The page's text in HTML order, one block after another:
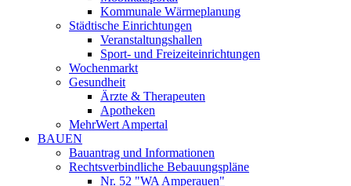
Kommunale Wärmeplanung
Städtische Einrichtungen
Veranstaltungshallen
Sport- und Freizeiteinrichtungen
Wochenmarkt
Gesundheit
Ärzte & Therapeuten
Apotheken
MehrWert Ampertal
BAUEN
Bauantrag und Informationen
Rechtsverbindliche Bebauungspläne
Nr. 52 "WA Amperauen"